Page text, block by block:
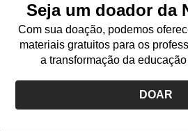
Seja um doador da
Com sua doação, podemos
materiais gratuitos para os
a transformação da
DOAR